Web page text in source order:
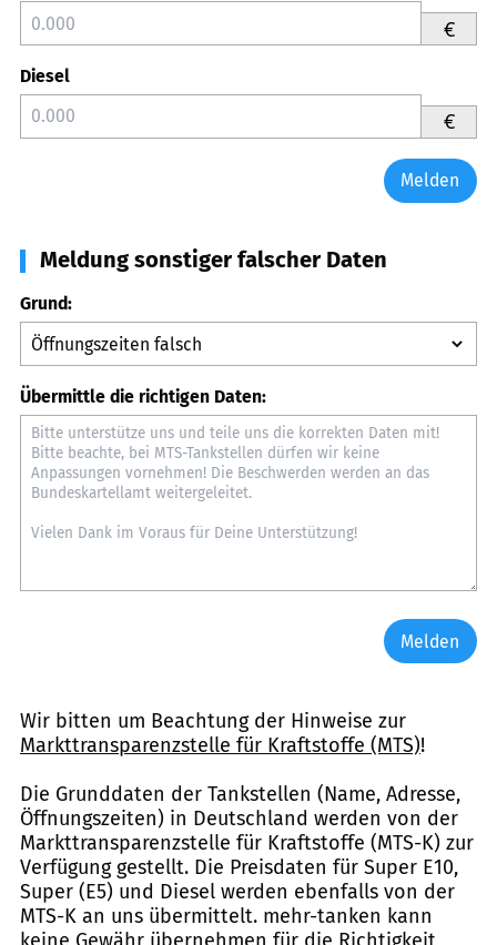
€
Diesel
€
Melden
Meldung sonstiger falscher Daten
Grund:
Übermittle die richtigen Daten:
Melden
Wir bitten um Beachtung der Hinweise zur
Markttransparenzstelle für Kraftstoffe (MTS)!
Die Grunddaten der Tankstellen (Name, Adresse,
Öffnungszeiten) in Deutschland werden von der
Markttransparenzstelle für Kraftstoffe (MTS-K) zur
Verfügung gestellt. Die Preisdaten für Super E10,
Super (E5) und Diesel werden ebenfalls von der
MTS-K an uns übermittelt. mehr-tanken kann